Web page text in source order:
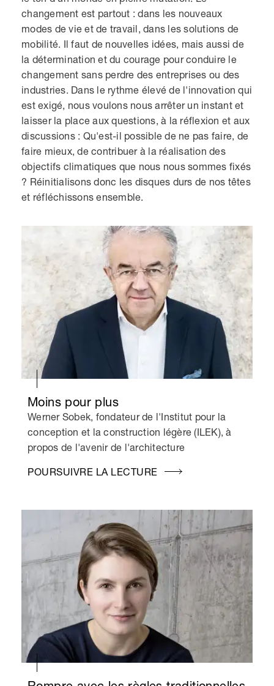
changement est partout : dans les nouveaux
modes de vie et de travail, dans les solutions de
mobilité. Il faut de nouvelles idées, mais aussi de
la détermination et du courage pour conduire le
changement sans perdre des entreprises ou des
industries. Dans le rythme élevé de l'innovation qui
est exigé, nous voulons nous arrêter un instant et
laisser la place aux questions, à la réflexion et aux
discussions : Qu'est-il possible de ne pas faire, de
faire mieux, de contribuer à la réalisation des
objectifs climatiques que nous nous sommes fixés
? Réinitialisons donc les disques durs de nos têtes
et réfléchissons ensemble.
Moins pour plus
Werner Sobek, fondateur de l'Institut pour la
conception et la construction légère (ILEK), à
propos de l'avenir de l'architecture
POURSUIVRE LA LECTURE